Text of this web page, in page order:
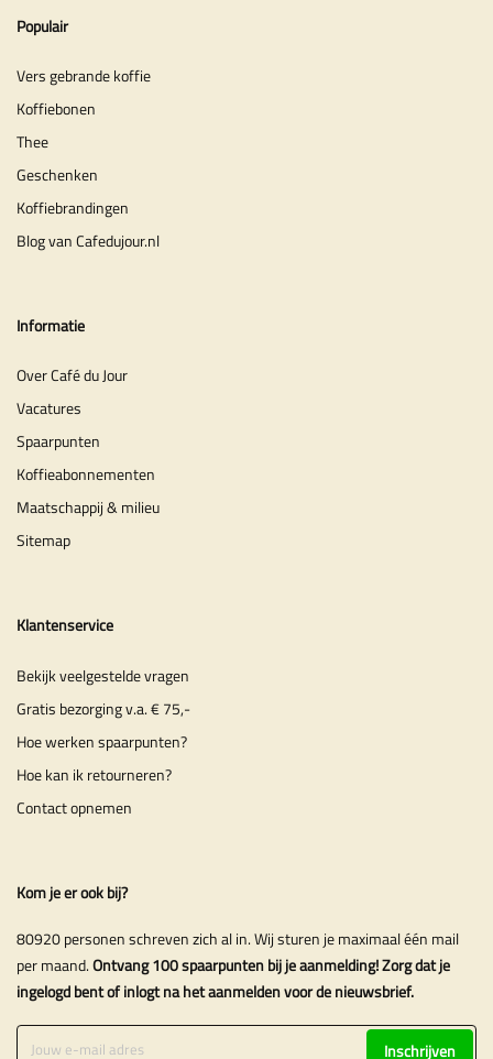
Populair
Vers gebrande koffie
Koffiebonen
Thee
Geschenken
Koffiebrandingen
Blog van Cafedujour.nl
Informatie
Over Café du Jour
Vacatures
Spaarpunten
Koffieabonnementen
Maatschappij & milieu
Sitemap
Klantenservice
Bekijk veelgestelde vragen
Gratis bezorging v.a. € 75,-
Hoe werken spaarpunten?
Hoe kan ik retourneren?
Contact opnemen
Kom je er ook bij?
80920 personen schreven zich al in. Wij sturen je maximaal één mail
per maand.Ontvang 100 spaarpunten bij je aanmelding! Zorg dat je
ingelogd bent of inlogt na het aanmelden voor de nieuwsbrief.
Inschrijven